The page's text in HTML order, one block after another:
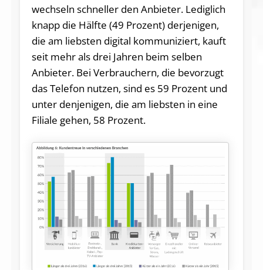
wechseln schneller den Anbieter. Lediglich
knapp die Hälfte (49 Prozent) derjenigen,
die am liebsten digital kommuniziert, kauft
seit mehr als drei Jahren beim selben
Anbieter. Bei Verbrauchern, die bevorzugt
das Telefon nutzen, sind es 59 Prozent und
unter denjenigen, die am liebsten in eine
Filiale gehen, 58 Prozent.